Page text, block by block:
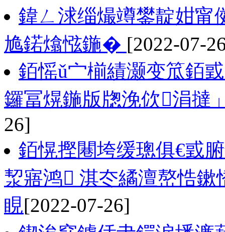
鍏ㄥ浗缁熶竴鐢靛姏甯
尯鍩熻惤鍦� [2022-07-
銆愮ǔ宀椾績灏变笟銆
鑼冨熀鍦版牎浼佽涓撻
26]
銆愰摼闀垮缓璁俱€戜
洯寤鸿 淇冭繘澶嶅悎
睍[2022-07-26]